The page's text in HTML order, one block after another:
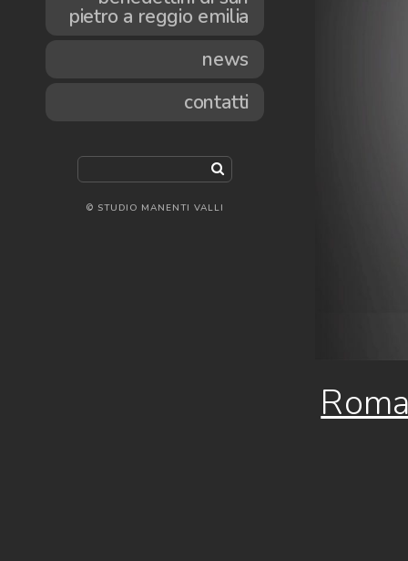
pietro a reggio emilia
news
contatti
© STUDIO MANENTI VALLI